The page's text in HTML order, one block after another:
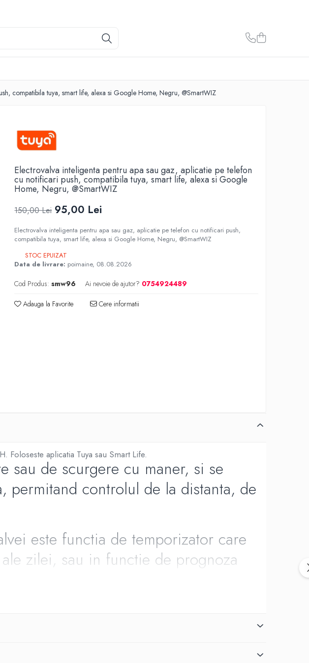
compatibila tuya, smart life, alexa si Google Home, Negru, @SmartWIZ
Electrovalva inteligenta pentru apa sau gaz, aplicatie pe telefon
cu notificari push, compatibila tuya, smart life, alexa si Google
Home, Negru, @SmartWIZ
150,00 Lei 95,00 Lei
Electrovalva inteligenta pentru apa sau gaz, aplicatie pe telefon cu notificari push,
compatibila tuya, smart life, alexa si Google Home, Negru, @SmartWIZ
STOC EPUIZAT
Data de livrare: poimaine, 08.08.2026
Cod Produs: smw96 Ai nevoie de ajutor? 0754924489
Adauga la Favorite Cere informatii
Foloseste aplicatia Tuya sau Smart Life.
sau de scurgere cu maner, si se
permitand controlul de la distanta, de
este functia de temporizator care
zilei, sau in functie de prognoza
meteo